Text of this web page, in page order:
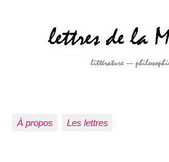
À propos Les lettres